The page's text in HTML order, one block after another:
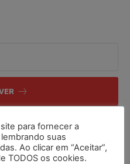
para fornecer a
suas
Ao clicar em “Aceitar”,
TODOS os cookies.